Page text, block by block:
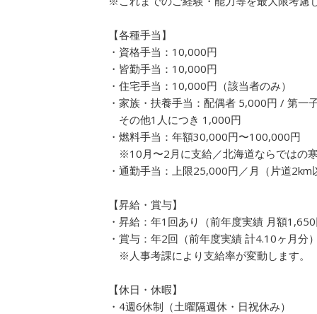
【各種手当】
・資格手当：10,000円
・皆勤手当：10,000円
・住宅手当：10,000円（該当者のみ）
・家族・扶養手当：配偶者 5,000円 / 第一
その他1人につき 1,000円
・燃料手当：年額30,000円〜100,000円
※10月〜2月に支給／北海道ならではの
・通勤手当：上限25,000円／月（片道2km
【昇給・賞与】
・昇給：年1回あり（前年度実績 月額
・賞与：年2回（前年度実績 計4.10ヶ月分
※人事考課により支給率が変動します。
【休日・休暇】
・4週6休制（土曜隔週休・日祝休み）